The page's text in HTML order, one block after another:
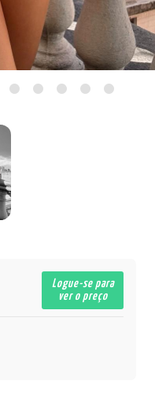
Logue-se para
ver o preço